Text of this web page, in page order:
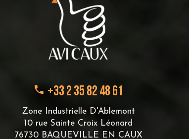
+33 2 35 82 48 61
Zone Industrielle D'Ablemont
10 rue Sainte Croix Léonard
76730 BAQUEVILLE EN CAUX